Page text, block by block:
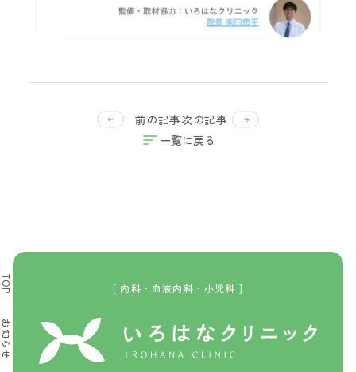
TOP
お知らせ
一覧に戻る
前の記事次の記事
[ 内科・血液内科・小児科 ]